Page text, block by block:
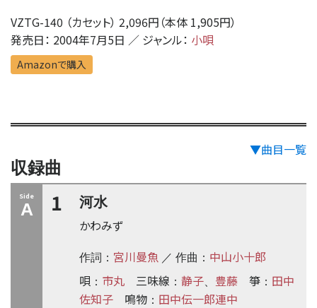
VZTG-140 （カセット） 2,096円（本体 1,905円）
発売日： 2004年7月5日 ／ ジャンル： 小唄
Amazonで購入
▼曲目一覧
収録曲
Side
A 1 河水
かわみず
作詞： 宮川曼魚 ／ 作曲： 中山小十郎
唄 ： 市丸 三味線 ： 静子 豊藤 箏 ： 田中
佐知子
鳴物 ： 田中伝一郎連中